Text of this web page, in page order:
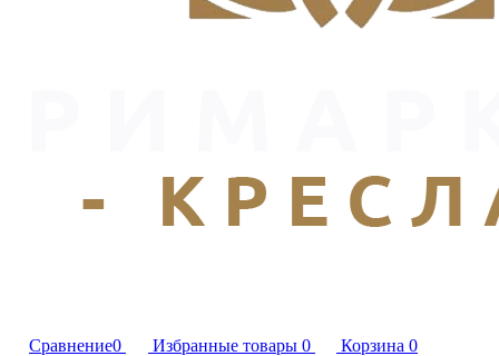
Сравнение0 Избранные товары 0 Корзина 0